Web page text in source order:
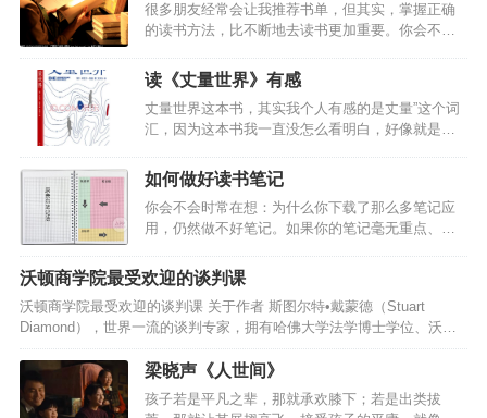
很多朋友经常会让我推荐书单，但其实，掌握正确
的读书方法，比不断地去读书更加重要。你会不会
者，一直想读书，却不知道什么书适合自己？如果
你也有这样的困惑，那么，或许这套读书方法，可
以帮到你。如何破解读过就忘”的现象？单单通过阅
读进行学习，效率是极低的。原因是，我们阅读的
过程，是视觉识别文字-进入工作记忆（WM）-对文
字进行理解-识别下一段”往返循环。这个循环的时间
进入长期记忆（LTM）。所以，一口气读完一本
书，你…
读《丈量世界》有感
丈量世界这本书，其实我个人有感的是丈量”这个词
汇，因为这本书我一直没怎么看明白，好像就是讲
的领域去探索未知领域的事情，有感于现在的文明
社会，为了建设或者开拓更好的生活空间，社会衍
生出了各种不同的学科，仿佛一个个的标尺坐标系
对我们生活的空间进行不同角度的观察。所以真的
应了这么一句话：世界的样子在于你观察世界的心
态，并没有一种固定的形态。虽然我们确实都生活
不同，大概就是因为我们每个人拿来度量世界的标
尺是不一样的吧…
如何做好读书笔记
你会不会时常在想：为什么你下载了那么多笔记应
用，仍然做不好笔记。如果你的笔记毫无重点、没
点。如果你想找回某一个关键笔记，但是却一直翻
不到。如果你重新看回一个星期或者一个月之前的
笔记，但是毫无印象，甚至脑海里很难再现当时的
内容。那么，你或许还没有掌握帮助你管理工作、
管理学习的笔记方法，那么什么样的笔记才是好笔
记呢？好的笔记不仅能让你一秒扫描出重点，还能
让你迅速提取记忆，重现关键点。今天 A 君将从逻
辑和形式上教大家如何做笔记。懒人目录这些有逻
沃顿商学院最受欢迎的谈判课
沃顿商学院最受欢迎的谈判课 关于作者 斯图尔特•戴蒙德（Stuart
Diamond），世界一流的谈判专家，拥有哈佛大学法学博士学位、沃顿
商学院工商管理硕士学位。他曾为众多世界500强公司提供过咨询服务，
如谷歌、微软、摩根大通等，也曾为40多个国家的政府领导人进行过谈
判培训。目前，他在沃顿商学院任教，所开设的谈判课十几年来被评为
最受学生欢迎的课程。戴蒙德早年在《纽约时报》担任记者，并荣获普
梁晓声《人世间》
孩子若是平凡之辈，那就承欢膝下；若是出类拔